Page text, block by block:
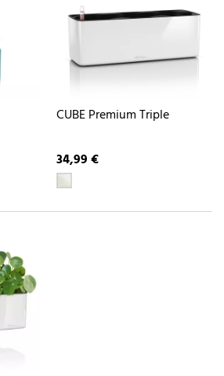
CUBE Premium Triple
34,99 €